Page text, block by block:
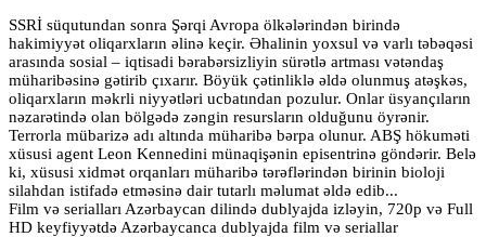
SSRİ süqutundan sonra Şərqi Avropa ölkələrindən birində
hakimiyyət oliqarxların əlinə keçir. Əhalinin yoxsul və varlı təbəqəsi
arasında sosial – iqtisadi bərabərsizliyin sürətlə artması vətəndaş
müharibəsinə gətirib çıxarır. Böyük çətinliklə əldə olunmuş atəşkəs,
oliqarxların məkrli niyyətləri ucbatından pozulur. Onlar üsyançıların
nəzarətində olan bölgədə zəngin resursların olduğunu öyrənir.
Terrorla mübarizə adı altında müharibə bərpa olunur. ABŞ hökuməti
xüsusi agent Leon Kennedini münaqişənin episentrinə göndərir. Belə
ki, xüsusi xidmət orqanları müharibə tərəflərindən birinin bioloji
silahdan istifadə etməsinə dair tutarlı məlumat əldə edib...
Film və serialları Azərbaycan dilində dublyajda izləyin, 720p və Full
HD keyfiyyətdə Azərbaycanca dublyajda film və seriallar